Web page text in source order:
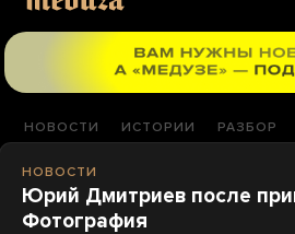
НОВОСТИ ИСТОРИИ РАЗБОР
НОВОСТИ
Юрий Дмитриев после
Фотография